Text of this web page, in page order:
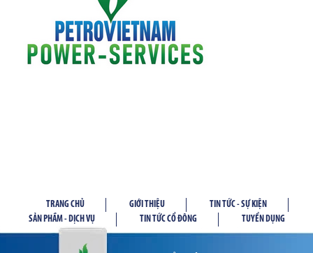
TRANG CHỦ GIỚI THIỆU
TIN TỨC - SỰ KIỆN
SẢN PHẦM - DỊCH VỤ
TIN TỨC CỔ ĐÔNG TUYỂN DỤNG